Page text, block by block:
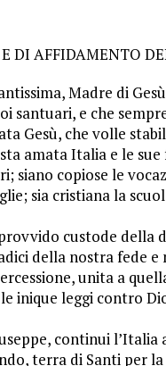
DI AFFIDAMENTO
Madre di
santuari, e che
Gesù, che volle
amata Italia e le
siano copiose le
sia cristiana la
custode della
della nostra fede e
unita a
inique leggi contro
continui
terra di Santi per